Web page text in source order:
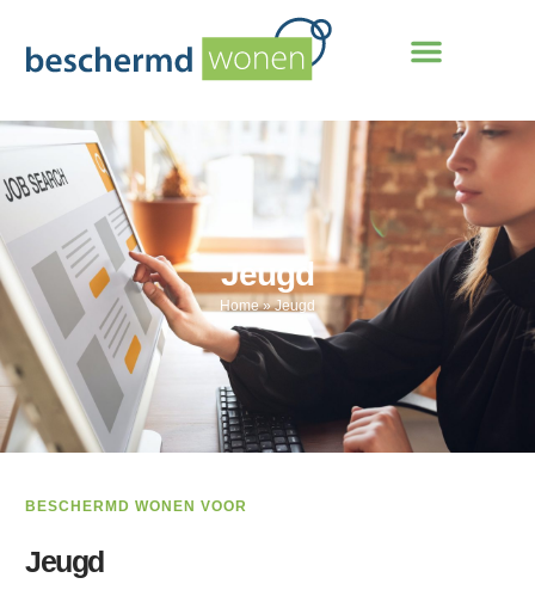
Jeugd
Home»Jeugd
BESCHERMD WONEN VOOR
Jeugd